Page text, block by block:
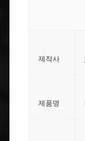
제작사
제품명